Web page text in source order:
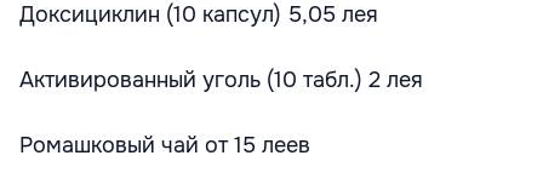
Доксициклин (10 капсул) 5,05 лея
Активированный уголь (10 табл.) 2 лея
Ромашковый чай от 15 леев